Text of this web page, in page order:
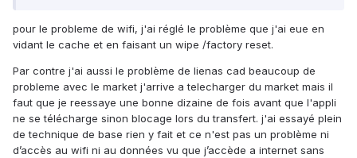
pour le probleme de wifi, j'ai réglé le problème que j'ai eue en
vidant le cache et en faisant un wipe /factory reset.
Par contre j'ai aussi le problème de lienas cad beaucoup de
probleme avec le market j'arrive a telecharger du market mais il
faut que je reessaye une bonne dizaine de fois avant que l'appli
ne se télécharge sinon blocage lors du transfert. j'ai essayé plein
de technique de base rien y fait et ce n'est pas un problème ni
d’accès au wifi ni au données vu que j’accède a internet sans